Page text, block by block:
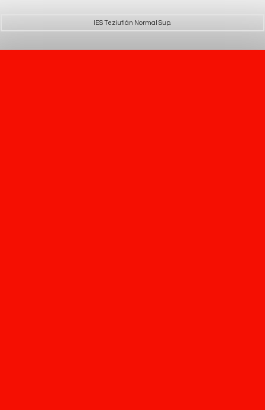
IES Teziutlán Normal Sup.